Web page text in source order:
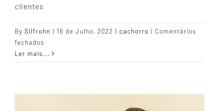
clientes
By Silfrohn | 16 de Julho, 2022 | cachorro | Comentários
fechados
Acessórios
Ler mais...